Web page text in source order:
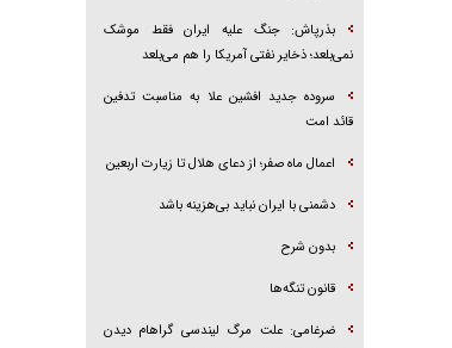
بذرپاش: ‏جنگ علیه ایران فقط موشک
نمی‌بلعد؛ ذخایر نفتی آمریکا را هم می‌بلعد
سروده جدید افشین علا به مناسبت تدفین
قائد امت
اعمال ماه صفر؛ از دعای هلال تا زیارت اربعین
دشمنی با ایران نباید بی‌هزینه باشد
بدون شرح
قانون تنگه‌ها
ضرغامی: علت مرگ لیندسی گراهام دیدن